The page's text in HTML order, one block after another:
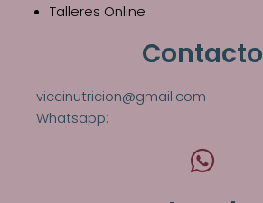
Talleres Online
Contacto
viccinutricion@gmail.com
Whatsapp: